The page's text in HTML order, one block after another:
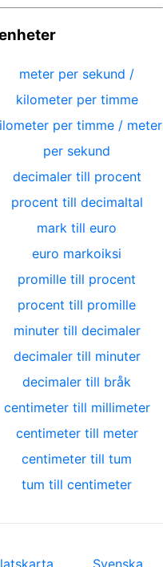
meter per sekund /
kilometer per timme
per timme / meter
per sekund
decimaler till procent
procent till decimaltal
mark till euro
euro markoiksi
promille till procent
procent till promille
minuter till decimaler
decimaler till minuter
decimaler till bråk
centimeter till millimeter
centimeter till meter
centimeter till tum
tum till centimeter
Svenska